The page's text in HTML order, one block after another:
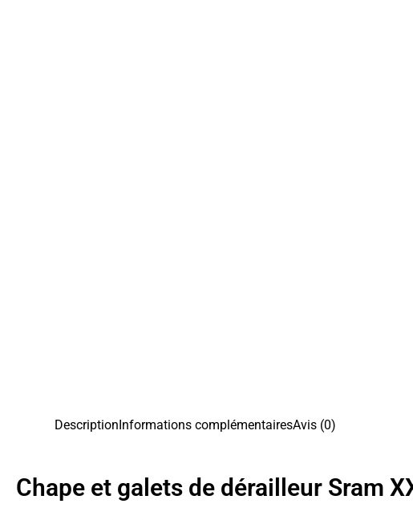
DescriptionInformations complémentairesAvis (0)
Chape et galets de dérailleur Sram